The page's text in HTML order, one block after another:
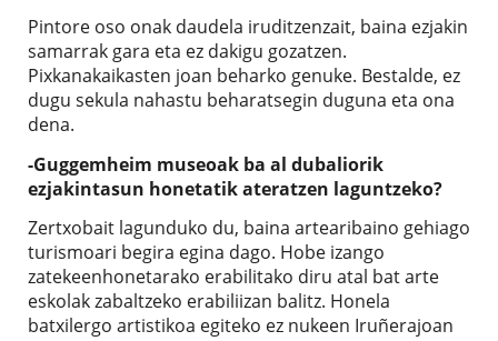
Pintore oso onak daudela iruditzenzait, baina ezjakin
samarrak gara eta ez dakigu gozatzen.
Pixkanakaikasten joan beharko genuke. Bestalde, ez
dugu sekula nahastu beharatsegin duguna eta ona
dena.
-Guggemheim museoak ba al dubaliorik
ezjakintasun honetatik ateratzen laguntzeko?
Zertxobait lagunduko du, baina artearibaino gehiago
turismoari begira egina dago. Hobe izango
zatekeenhonetarako erabilitako diru atal bat arte
eskolak zabaltzeko erabiliizan balitz. Honela
batxilergo artistikoa egiteko ez nukeen Iruñerajoan